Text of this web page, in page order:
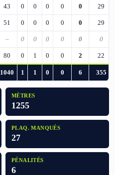
43 0 0 0 0 0 29
51 0 0 0 0 0 29
– 0 0 0 0 0 0
80 0 1 0 0 2 22
1040 1 1 0 0 6 355
MÈTRES
1255
PLAQ. MANQUÉS
27
PÉNALITÉS
6